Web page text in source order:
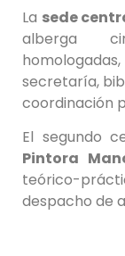
La sede
alberga
secretaría,
coordinación
El segundo
Pintora
teórico-
despacho de